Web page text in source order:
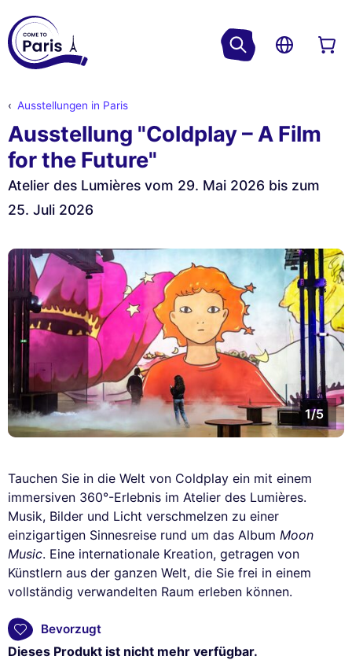
Ausstellungen in Paris
Ausstellung "Coldplay – A Film
for the Future"
Atelier des Lumières vom 29. Mai 2026 bis zum
25. Juli 2026
1/5
Tauchen Sie in die Welt von Coldplay ein mit einem
immersiven 360°-Erlebnis im Atelier des Lumières.
Musik, Bilder und Licht verschmelzen zu einer
einzigartigen Sinnesreise rund um das Album Moon
Music. Eine internationale Kreation, getragen von
Künstlern aus der ganzen Welt, die Sie frei in einem
vollständig verwandelten Raum erleben können.
Bevorzugt
Dieses Produkt ist nicht mehr verfügbar.